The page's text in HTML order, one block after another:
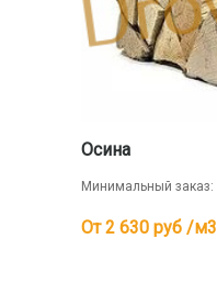
Осина
Минимальный заказ:
От 2 630 руб /м3